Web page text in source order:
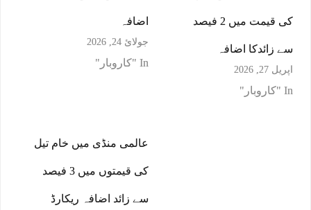
اضافہ
جولائ 24, 2026
In "کاروبار"
کی قیمت میں 2 فیصد
سے زائدکا اضافہ
اپریل 27, 2026
In "کاروبار"
عالمی منڈی میں خام تیل
کی قیمتوں میں 3 فیصد
سے زائد اضافہ ریکارڈ